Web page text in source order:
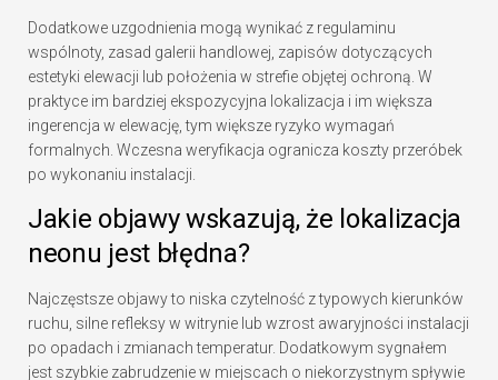
Dodatkowe uzgodnienia mogą wynikać z regulaminu
wspólnoty, zasad galerii handlowej, zapisów dotyczących
estetyki elewacji lub położenia w strefie objętej ochroną. W
praktyce im bardziej ekspozycyjna lokalizacja i im większa
ingerencja w elewację, tym większe ryzyko wymagań
formalnych. Wczesna weryfikacja ogranicza koszty przeróbek
po wykonaniu instalacji.
Jakie objawy wskazują, że lokalizacja
neonu jest błędna?
Najczęstsze objawy to niska czytelność z typowych kierunków
ruchu, silne refleksy w witrynie lub wzrost awaryjności instalacji
po opadach i zmianach temperatur. Dodatkowym sygnałem
jest szybkie zabrudzenie w miejscach o niekorzystnym spływie